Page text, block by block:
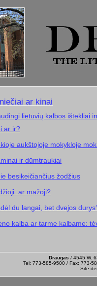
ar kinai
lietuvių kalbos ištekliai
ar ir?
aukštojoje mokykloje
ir dūmtraukiai
besikeičiančius žodžius
ar mažoji?
du langai, bet dvejos
kalba ar tarme kalbame:
Draugas / 4545 W.
Tel: 773-585-9500 / Fax: 773-
Site